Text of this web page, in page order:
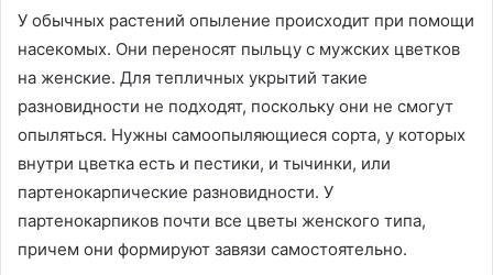
У обычных растений опыление происходит при помощи
насекомых. Они переносят пыльцу с мужских цветков
на женские. Для тепличных укрытий такие
разновидности не подходят, поскольку они не смогут
опыляться. Нужны самоопыляющиеся сорта, у которых
внутри цветка есть и пестики, и тычинки, или
партенокарпические разновидности. У
партенокарпиков почти все цветы женского типа,
причем они формируют завязи самостоятельно.